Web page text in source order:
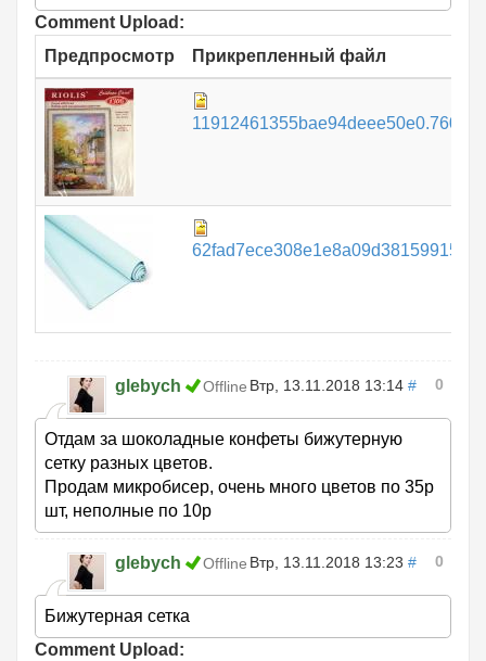
Comment Upload:
Предпросмотр
Прикрепленный файл
glebych Offline Втр, 13.11.2018 13:14 # 0
Отдам за шоколадные конфеты бижутерную
сетку разных цветов.
Продам микробисер, очень много цветов по 35р
шт, неполные по 10р
glebych Offline Втр, 13.11.2018 13:23 # 0
Бижутерная сетка
Comment Upload: